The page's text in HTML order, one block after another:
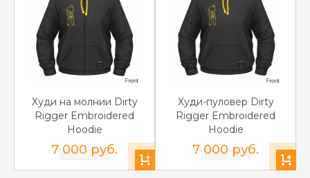
Худи на молнии Dirty
Rigger Embroidered
Hoodie
7 000 руб.
Худи-пуловер Dirty
Rigger Embroidered
Hoodie
7 000 руб.